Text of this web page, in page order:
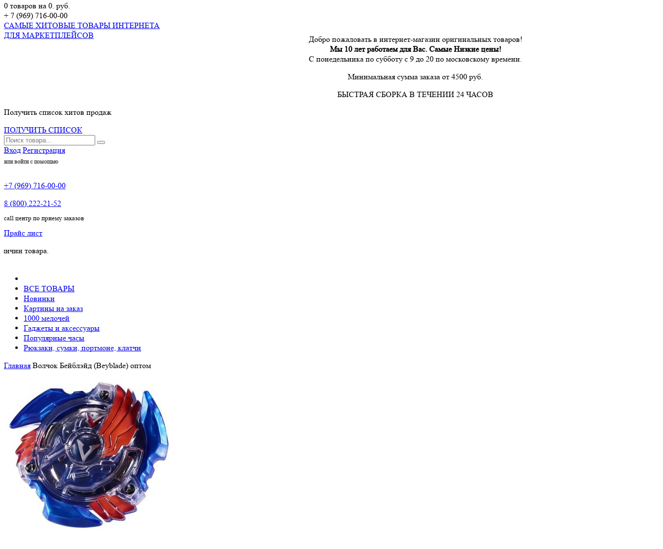
0 товаров на 0. руб.
+ 7 (969) 716-00-00
САМЫЕ ХИТОВЫЕ ТОВАРЫ ИНТЕРНЕТА
ДЛЯ МАРКЕТПЛЕЙСОВ
Добро пожаловать в интернет-магазин оригинальных товаров!
Мы 10 лет работаем для Вас. Самые Низкие цены!
С понедельника по субботу с 9 до 20 по московскому времени.
Минимальная сумма заказа от 4500 руб.
БЫСТРАЯ СБОРКА В ТЕЧЕНИИ 24 ЧАСОВ
Получить список хитов продаж
ПОЛУЧИТЬ СПИСОК
Вход Регистрация
или войти с помощью
+7 (969) 716-00-00
8 (800) 222-21-52
call центр по приему заказов
Прайс лист
ВСЕ ТОВАРЫ
Новинки
Картины на заказ
1000 мелочей
Гаджеты и аксессуары
Популярные часы
Рюкзаки, сумки, портмоне, клатчи
Главная Волчок Бейблэйд (Beyblade) оптом